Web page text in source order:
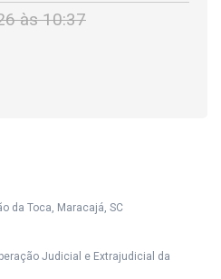
às 10:37
da Toca, Maracajá, SC
Judicial e Extrajudicial da